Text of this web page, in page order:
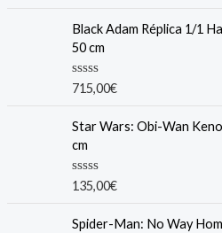
e
d
0
o
t
5
Black Adam Réplica 1/1
50 cm
R
e
0
o
u
t
5
715,00€
Star Wars: Obi-Wan
cm
R
e
135,00€
Spider-Man: No Way